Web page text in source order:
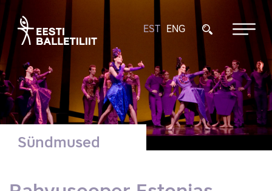
EST ENG
Sündmused